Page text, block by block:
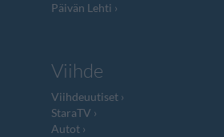
Päivän Lehti
Viihde
Viihdeuutiset
StaraTV
Autot